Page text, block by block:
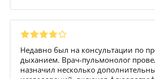
Недавно был на консультации по
дыханием. Врач-пульмонолог
назначил несколько